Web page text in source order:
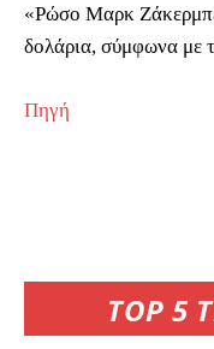
TOP 5
«Ρώσο Μαρκ
δολάρια, σύμφωνα με
Πηγή